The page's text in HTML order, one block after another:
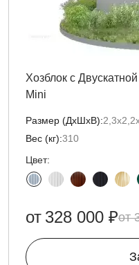
Хозблок с
Mini
Размер (ДxШxВ):
Вес (кг):310
Цвет:
от 328 000 ₽